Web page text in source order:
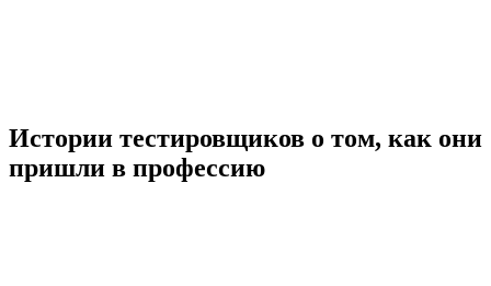
Истории тестировщиков о том, как они
пришли в профессию